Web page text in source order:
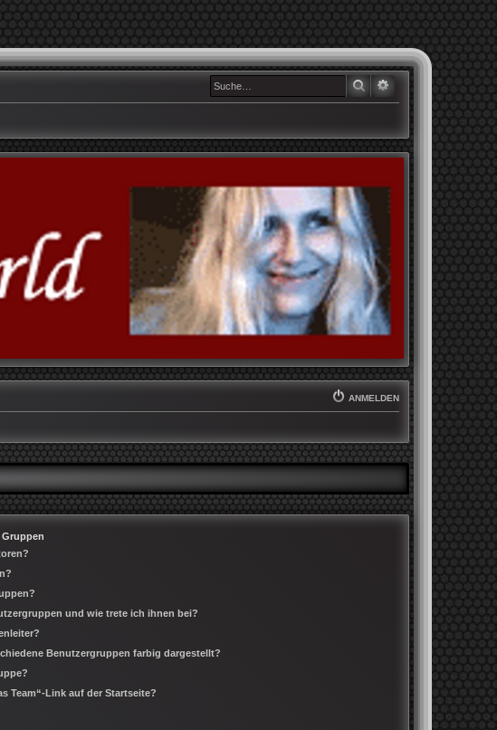
SUCHE
ANMELDEN
und wie trete ich ihnen bei?
Benutzergruppen farbig dargestellt?
Team“-Link auf der Startseite?